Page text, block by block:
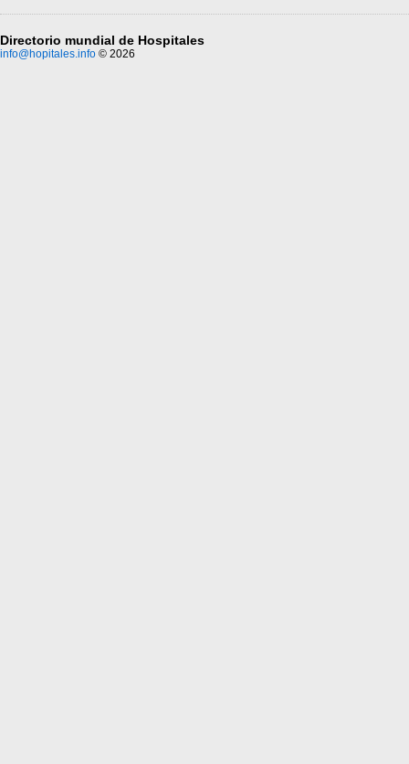
Directorio mundial de Hospitales
info@hopitales.info © 2026